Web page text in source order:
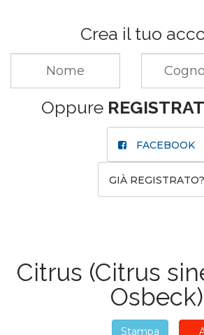
Crea il tuo
Oppure
FACEBOOK
GIÀ REGISTRATO?
Citrus (Citrus
Osbeck)
Stampa